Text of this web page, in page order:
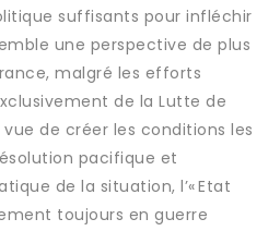
suffisants pour infléchir
une perspective de plus
malgré les efforts
de la Lutte de
de créer les conditions les
pacifique et
de la situation, l’« Etat
toujours en guerre